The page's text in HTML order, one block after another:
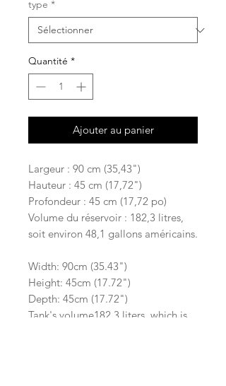
type *
Quantité *
Ajouter au panier
Largeur : 90 cm (35,43")
Hauteur : 45 cm (17,72")
Profondeur : 45 cm (17,72 po)
Volume du réservoir : 182,3 litres,
soit environ 48,1 gallons américains.
Width: 90cm (35.43")
Height: 45cm (17.72")
Depth: 45cm (17.72")
Tank's volume182.3 liters, which is